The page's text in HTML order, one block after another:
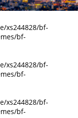
xs244828/bf-
bf-
xs244828/bf-
bf-
xs244828/bf-
bf-